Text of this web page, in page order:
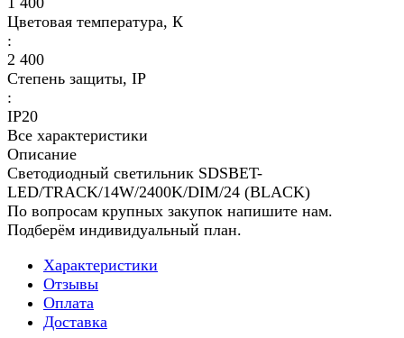
Цветовая температура, К
:
2 400
Степень защиты, IP
:
IP20
Все характеристики
Описание
Светодиодный светильник SDSBET-
LED/TRACK/14W/2400K/DIM/24 (BLACK)
По вопросам крупных закупок напишите нам.
Подберём индивидуальный план.
Характеристики
Отзывы
Оплата
Доставка